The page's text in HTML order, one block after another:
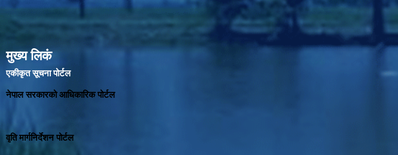
मुख्य लिकं
एकीकृत सूचना पोर्टल
नेपाल सरकारको आधिकारिक पोर्टल
वृति मार्गनिर्देशन पोर्टल